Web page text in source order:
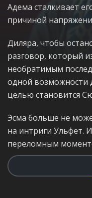
Адема сталкивает
причиной
Диляра, чтобы
разговор, который
необратимым
одной возможности
целью становится
Эсма больше не
на интриги Ульфет.
переломным